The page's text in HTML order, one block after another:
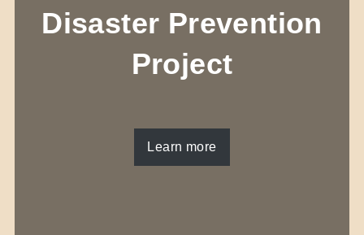
Disaster Prevention
Project
Learn more